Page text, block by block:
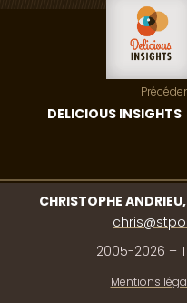
DELICIOUS INSIGHTS
CHRISTOPHE
2005-2026 –
Mentions